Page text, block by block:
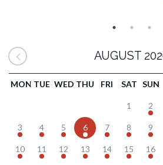
AUGUST
MON TUE WED THU FRI SAT SUN
1 2
3 4 5 6 7 8 9
10 11 12 13 14 15 16